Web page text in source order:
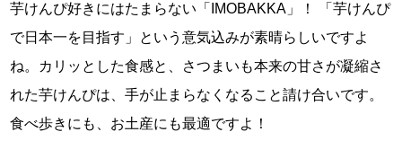
芋けんぴ好きにはたまらない「IMOBAKKA」！ 「芋けんぴ
で日本一を目指す」という意気込みが素晴らしいですよ
ね。カリッとした食感と、さつまいも本来の甘さが凝縮さ
れた芋けんぴは、手が止まらなくなること請け合いです。
食べ歩きにも、お土産にも最適ですよ！